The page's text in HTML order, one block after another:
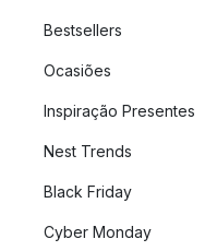
Bestsellers
Ocasiões
Inspiração Presentes
Nest Trends
Black Friday
Cyber Monday